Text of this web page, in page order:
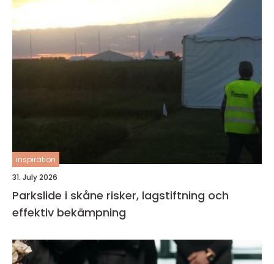
inspiration
31. July 2026
Parkslide i skåne risker, lagstiftning och
effektiv bekämpning